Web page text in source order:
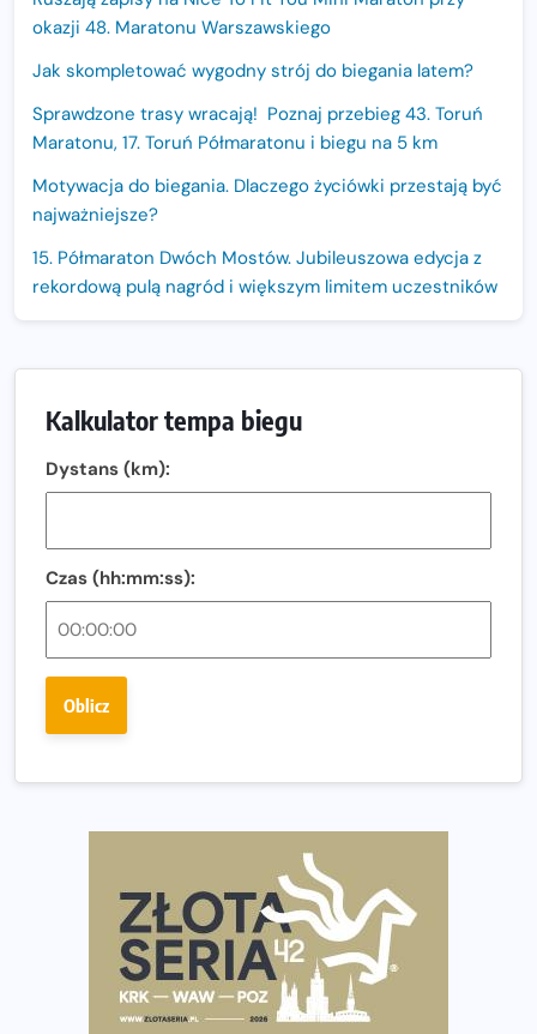
okazji 48. Maratonu Warszawskiego
Jak skompletować wygodny strój do biegania latem?
Sprawdzone trasy wracają! Poznaj przebieg 43. Toruń
Maratonu, 17. Toruń Półmaratonu i biegu na 5 km
Motywacja do biegania. Dlaczego życiówki przestają być
najważniejsze?
15. Półmaraton Dwóch Mostów. Jubileuszowa edycja z
rekordową pulą nagród i większym limitem uczestników
Oficjalna koszulka LOTTO 25. Poznań Maratonu!
Amazfit Balance 3: Kompleksowe narzędzie dla biegacza
Regeneracja w bieganiu. Co warto o niej wiedzieć?
Ostatnie wolne miejsca na jubileuszowy Bieg
Fabrykanta. Organizatorzy odkrywają trasę dzień po
wybiera wyzwanie trzech największych maratonów w
Praska 5k Run gospodarzem Mistrzostw Polski
Największy Bieg Powstania Warszawskiego w historii.
Ponad 12 tysięcy uczestników pobiegło dla Bohaterów!
Tętno vs tempo – czym kierować się w bieganiu?
Co ma dużo białka? Produkty, które warto włączyć do
Rozbiegany Olsztyn szykuje się na weekend z
Kalkulator tempa biegu
Dystans (km):
Czas (hh:mm:ss):
Oblicz